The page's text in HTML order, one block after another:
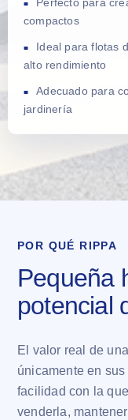
Perfecto para
compactos
Ideal para flotas
alto rendimiento
Adecuado para
jardinería
POR QUÉ RIPPA
Pequeña
potencial
El valor real de
únicamente en
facilidad con la
venderla,